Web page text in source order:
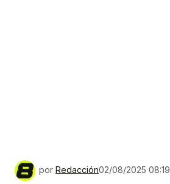
por Redacción02/08/2025 08:19